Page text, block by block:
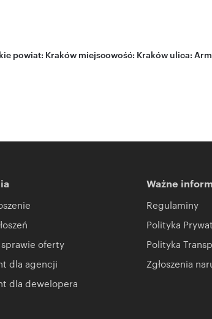
powiat: Kraków miejscowość: Kraków ulica:
oferty
dla agencji
dla dewelopera
Ważne
Regulaminy
Polityka
Polityka
Zgłoszenia